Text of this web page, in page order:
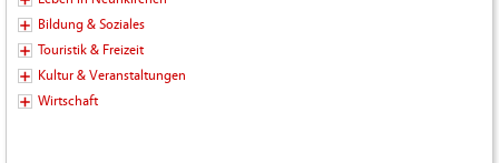
Bildung & Soziales
Touristik & Freizeit
Kultur & Veranstaltungen
Wirtschaft